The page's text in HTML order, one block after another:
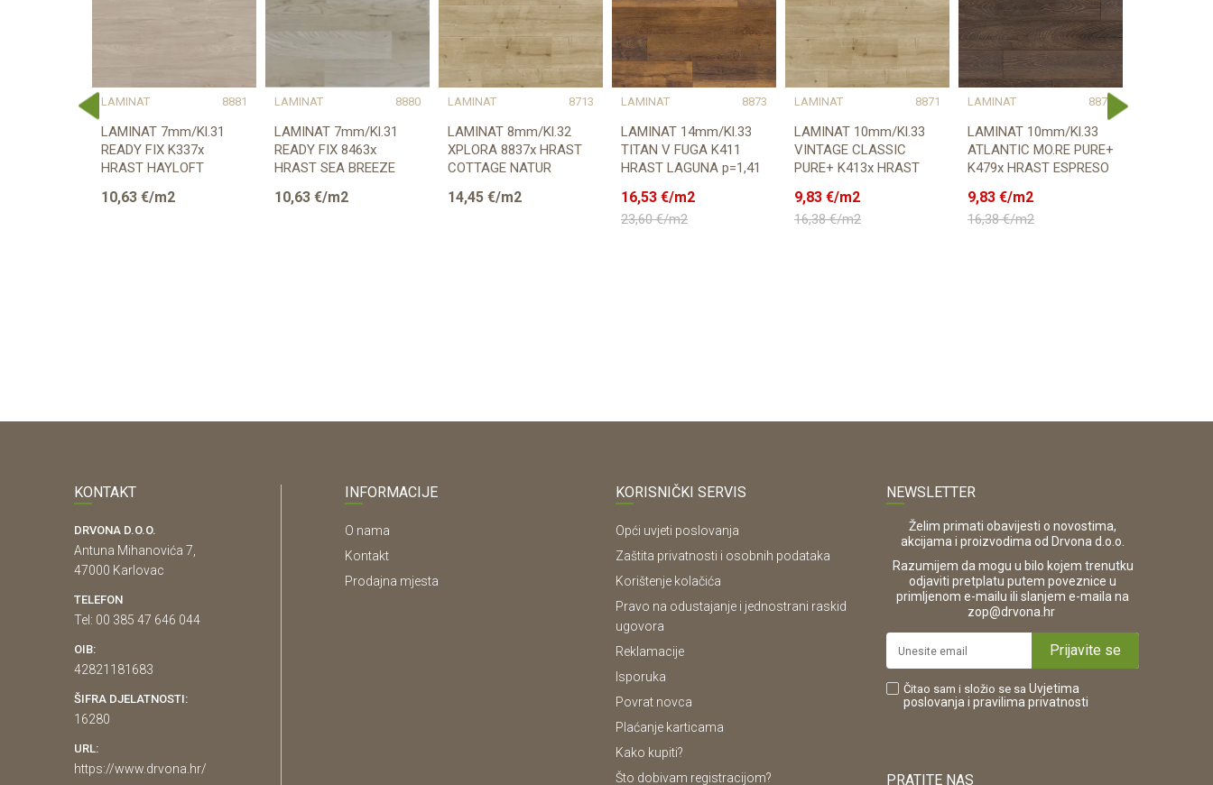
LAMINAT 8881
LAMINAT 7mm/Kl.31
READY FIX K337x
HRAST HAYLOFT
10,63 €/m2
LAMINAT 8880
LAMINAT 7mm/Kl.31
READY FIX 8463x
HRAST SEA BREEZE
10,63 €/m2
LAMINAT 8713
LAMINAT 8mm/Kl.32
XPLORA 8837x HRAST
COTTAGE NATUR
14,45 €/m2
LAMINAT 8873
LAMINAT 14mm/Kl.33
TITAN V FUGA K411
HRAST LAGUNA p=1,41
16,53 €/m2
23,60€/m2
LAMINAT 8871
LAMINAT 10mm/Kl.33
VINTAGE CLASSIC
PURE+ K413x HRAST
m2
9,83 €/m2
16,38€/m2
LAMINAT 8870
LAMINAT 10mm/Kl.33
ATLANTIC MO.RE PURE+
K479x HRAST ESPRESO
9,83 €/m2
16,38€/m2
KONTAKT
DRVONA D.O.O.
Antuna Mihanovića 7,
47000 Karlovac
TELEFON
Tel: 00 385 47 646 044
OIB:
42821181683
ŠIFRA DJELATNOSTI:
16280
URL:
https://www.drvona.hr/
INFORMACIJE
O nama
Kontakt
Prodajna mjesta
KORISNIČKI SERVIS
Opći uvjeti poslovanja
Zaštita privatnosti i osobnih podataka
Korištenje kolačića
Pravo na odustajanje i jednostrani raskid
ugovora
Reklamacije
Isporuka
Povrat novca
Plaćanje karticama
Kako kupiti?
Što dobivam registracijom?
NEWSLETTER
Želim primati obavijesti o novostima,
akcijama i proizvodima od Drvona d.o.o.
Razumijem da mogu u bilo kojem trenutku
odjaviti pretplatu putem poveznice u
primljenom e-mailu ili slanjem e-maila na
zop@drvona.hr.
Prijavite se
Čitao sam i složio se sa Uvjetima
poslovanja i pravilima privatnosti
PRATITE NAS